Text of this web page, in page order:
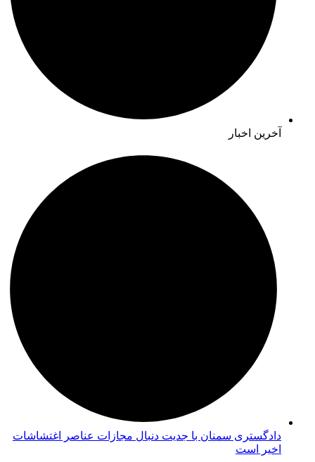
آخرین اخبار
دادگستری سمنان با جدیت دنبال مجازات عناصر اغتشاشات
اخیر است